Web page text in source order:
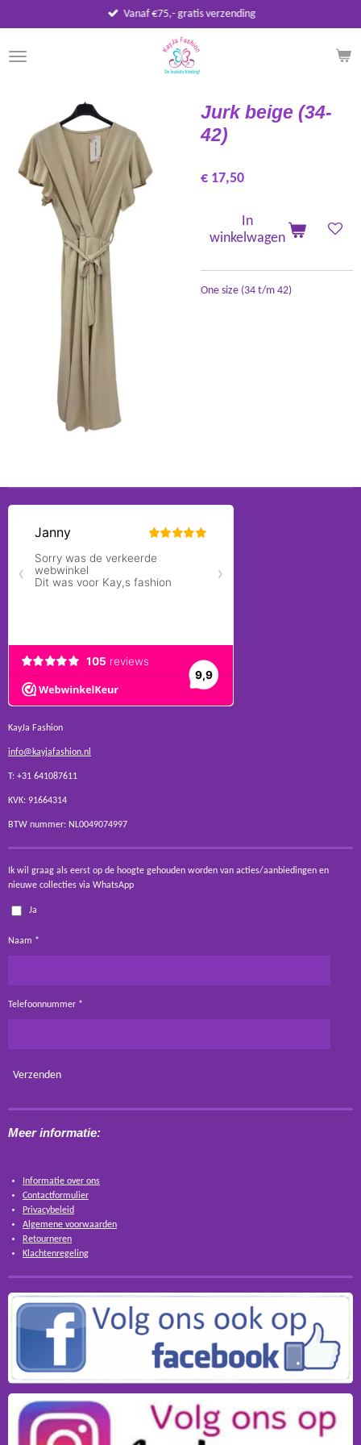
direct
naar
de
Vanaf €75,- gratis verzending
Jurk beige (34-
42)
€ 17,50
In
winkelwagen
One size (34 t/m 42)
KayJa Fashion
info@kayjafashion.nl
T: +31 641087611
KVK: 91664314
BTW nummer: NL0049074997
Ik wil graag als eerst op de hoogte gehouden worden van acties/aanbiedingen en
nieuwe collecties via WhatsApp
Ja
Naam *
Telefoonnummer *
Verzenden
Meer informatie:
Informatie over ons
Contactformulier
Privacybeleid
Algemene voorwaarden
Retourneren
Klachtenregeling